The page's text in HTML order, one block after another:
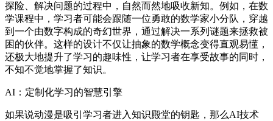
探险、解决问题的过程中，自然而然地吸收新知。例如，在数
学课程中，学习者可能会跟随一位勇敢的数学家小分队，穿越
到一个由数字构成的奇幻世界，通过解决一系列谜题来拯救被
困的伙伴。这样的设计不仅让抽象的数学概念变得直观易懂，
还极大地提升了学习的趣味性，让学习者在享受故事的同时，
不知不觉地掌握了知识。
AI：定制化学习的智慧引擎
如果说动漫是吸引学习者进入知识殿堂的钥匙，那么AI技术